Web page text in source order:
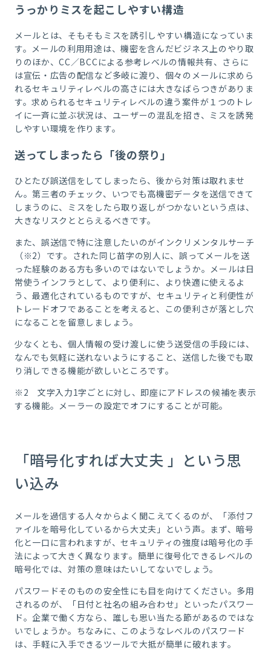
うっかりミスを起こしやすい構造
メールとは、そもそもミスを誘引しやすい構造になっていま
す。メールの利用用途は、機密を含んだビジネス上のやり取
りのほか、CC／BCCによる参考レベルの情報共有、さらに
は宣伝・広告の配信など多岐に渡り、個々のメールに求めら
れるセキュリティレベルの高さには大きなばらつきがありま
す。求められるセキュリティレベルの違う案件が１つのトレ
イに一斉に並ぶ状況は、ユーザーの混乱を招き、ミスを誘発
しやすい環境を作ります。
送ってしまったら「後の祭り」
ひとたび誤送信をしてしまったら、後から対策は取れませ
ん。第三者のチェック、いつでも高機密データを送信できて
しまうのに、ミスをしたら取り返しがつかないという点は、
大きなリスクととらえるべきです。
また、誤送信で特に注意したいのがインクリメンタルサーチ
（※2）です。された同じ苗字の別人に、誤ってメールを送
った経験のある方も多いのではないでしょうか。メールは日
常使うインフラとして、より便利に、より快適に使えるよ
う、最適化されているものですが、セキュリティと利便性が
トレードオフであることを考えると、この便利さが落とし穴
になることを留意しましょう。
少なくとも、個人情報の受け渡しに使う送受信の手段には、
なんでも気軽に送れないようにすること、送信した後でも取
り消しできる機能が欲しいところです。
※ 2 文字入力1字ごとに対し、即座にアドレスの候補を表示
する機能。メーラーの設定でオフにすることが可能。
「暗号化すれば大丈夫 」という思
い込み
メールを過信する人々からよく聞こえてくるのが、「添付フ
ァイルを暗号化しているから大丈夫」という声。まず、暗号
化と一口に言われますが、セキュリティの強度は暗号化の手
法によって大きく異なります。簡単に復号化できるレベルの
暗号化では、対策の意味はたいしてないでしょう。
パスワードそのものの安全性にも目を向けてください。多用
されるのが、「日付と社名の組み合わせ」といったパスワー
ド。企業で働く方なら、誰しも思い当たる節があるのではな
いでしょうか。ちなみに、このようなレベルのパスワード
は、手軽に入手できるツールで大抵が簡単に破れます。